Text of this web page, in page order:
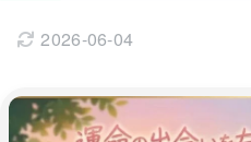
2026-06-04